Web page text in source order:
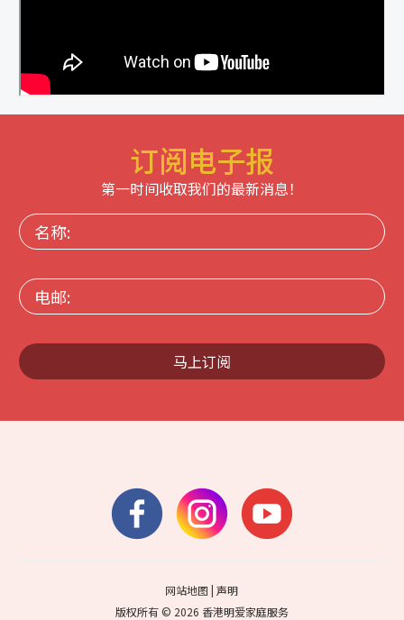
订阅电子报
第一时间收取我们的最新消息！
名
称:
电
邮:
马上订阅
网站地图 |声明
版权所有 © 2026 香港明爱家庭服务